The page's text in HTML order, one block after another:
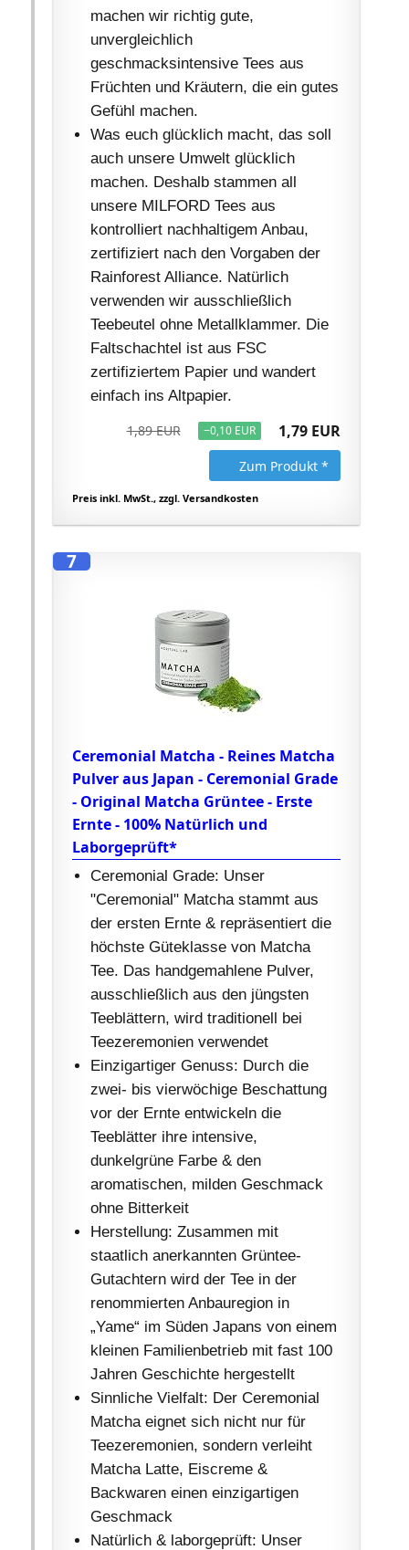
machen wir richtig gute,
unvergleichlich
geschmacksintensive Tees aus
Früchten und Kräutern, die ein gutes
Gefühl machen.
Was euch glücklich macht, das soll
auch unsere Umwelt glücklich
machen. Deshalb stammen all
unsere MILFORD Tees aus
kontrolliert nachhaltigem Anbau,
zertifiziert nach den Vorgaben der
Rainforest Alliance. Natürlich
verwenden wir ausschließlich
Teebeutel ohne Metallklammer. Die
Faltschachtel ist aus FSC
zertifiziertem Papier und wandert
einfach ins Altpapier.
1,89 EUR −0,10 EUR 1,79 EUR
Zum Produkt *
Preis inkl. MwSt., zzgl. Versandkosten
7
Ceremonial Matcha - Reines Matcha
Pulver aus Japan - Ceremonial Grade
- Original Matcha Grüntee - Erste
Ernte - 100% Natürlich und
Laborgeprüft*
Ceremonial Grade: Unser
"Ceremonial" Matcha stammt aus
der ersten Ernte & repräsentiert die
höchste Güteklasse von Matcha
Tee. Das handgemahlene Pulver,
ausschließlich aus den jüngsten
Teeblättern, wird traditionell bei
Teezeremonien verwendet
Einzigartiger Genuss: Durch die
zwei- bis vierwöchige Beschattung
vor der Ernte entwickeln die
Teeblätter ihre intensive,
dunkelgrüne Farbe & den
aromatischen, milden Geschmack
ohne Bitterkeit
Herstellung: Zusammen mit
staatlich anerkannten Grüntee-
Gutachtern wird der Tee in der
renommierten Anbauregion in
„Yame“ im Süden Japans von einem
kleinen Familienbetrieb mit fast 100
Jahren Geschichte hergestellt
Sinnliche Vielfalt: Der Ceremonial
Matcha eignet sich nicht nur für
Teezeremonien, sondern verleiht
Matcha Latte, Eiscreme &
Backwaren einen einzigartigen
Geschmack
Natürlich & laborgeprüft: Unser